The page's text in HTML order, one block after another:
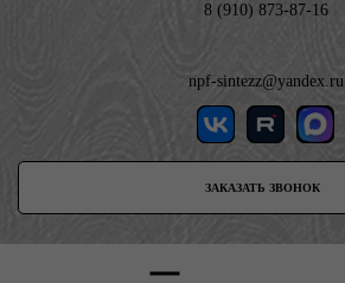
8 (910) 873-87-16
npf-sintezz@yandex.ru
ЗАКАЗАТЬ ЗВОНОК